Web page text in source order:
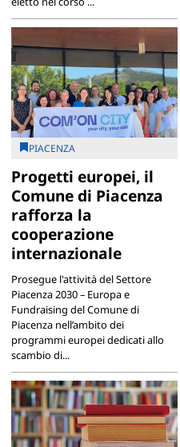
PIACENZA
Progetti europei, il
Comune di Piacenza
rafforza la
cooperazione
internazionale
Prosegue l'attività del Settore
Piacenza 2030 – Europa e
Fundraising del Comune di
Piacenza nell’ambito dei
programmi europei dedicati allo
scambio di...